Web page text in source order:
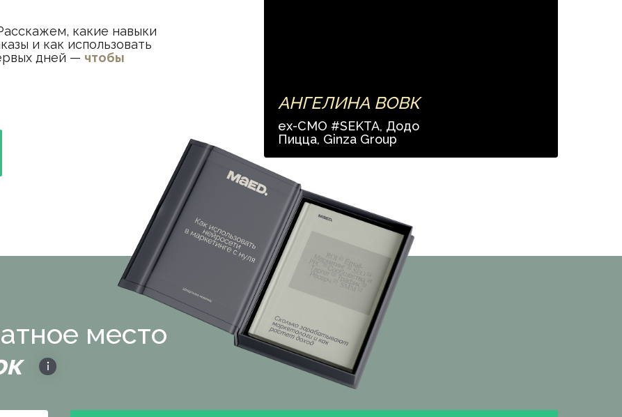
какие навыки
и как использовать
дней — чтобы
ex-CMO #SEKTA, Додо
Пицца, Ginza Group
АНГЕЛИНА ВОВ К
место